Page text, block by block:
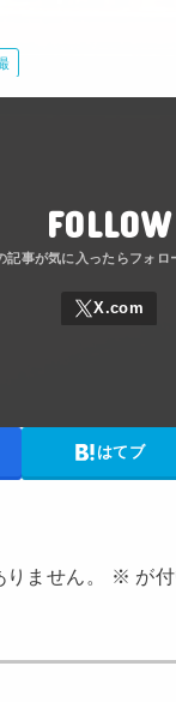
FOLLOW
はてブ
ません。 ※ が